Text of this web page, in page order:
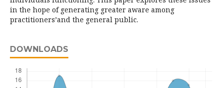
in the hope of generating greater aware among
practitioners’and the general public.
DOWNLOADS